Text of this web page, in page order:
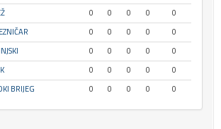
0 0 0 0
0
0 0 0 0
0
0 0 0 0
0
0 0 0 0
0
BRIJEG 0 0 0 0 0